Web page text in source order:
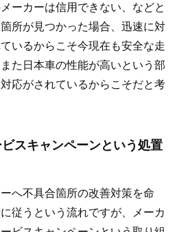
ーカーは信用できない、などと
所が見つかった場合、迅速に対
いるからこそ今現在も安全な走
た日本車の性能が高いという部
応がされているからこそだと考
スキャンペーンという処置
へ不具合箇所の改善対策を命
従うという流れですが、メーカ